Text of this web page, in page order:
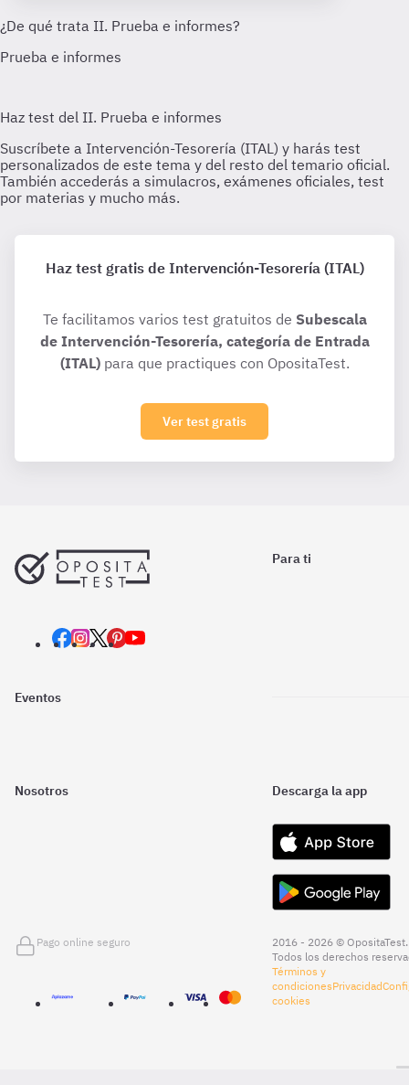
Haz test gratis de Intervención-Tesorería (ITAL)
Te facilitamos varios test gratuitos de Subescala
de Intervención-Tesorería, categoría de Entrada
(ITAL)para que practiques con OpositaTest.
Ver test gratis
Para ti
Eventos
Nosotros Descarga la app
Pago online seguro
2016 - 2026 © OpositaTest.
Todos los derechos
Términos y
condicionesPrivacidad
cookies